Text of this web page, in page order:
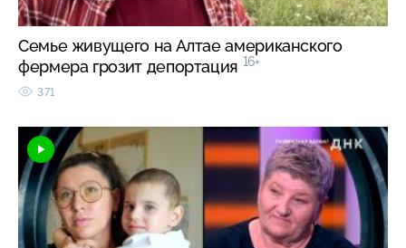
Семье живущего на Алтае американского
фермера грозит депортация 16+
371